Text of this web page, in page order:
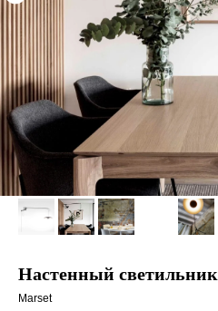
Настенный светильник
Marset